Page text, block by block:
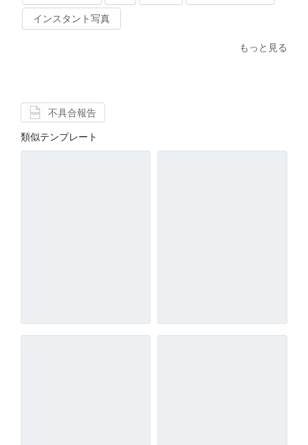
インスタント写真
もっと見る
不具合報告
類似テンプレート